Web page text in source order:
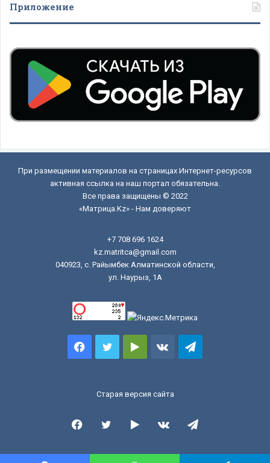
Приложение
При размещении материалов на страницах Интернет-ресурсов
активная ссылка на наш портал обязательна.
Все права защищены © 2022
«Матрица.Kz» - Нам доверяют
+7 708 696 1624
kz.matritca@gmail.com
040923, с. Райымбек Алматинской области,
ул. Наурыз, 1А
FacebookTwitterGoogle vk.comTelegram
Старая версия сайта
FacebookTwitterGoogle
Play
vk.comTelegram